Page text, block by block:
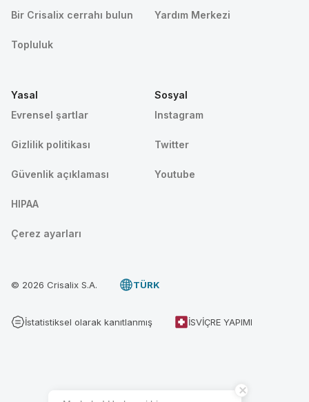
Bir Crisalix cerrahı bulun
Topluluk
Yardım Merkezi
Yasal
Evrensel şartlar
Gizlilik politikası
Güvenlik açıklaması
HIPAA
Çerez ayarları
Sosyal
Instagram
Twitter
Youtube
© 2026 Crisalix S.A. TÜRK
İstatistiksel olarak kanıtlanmış İSVIÇRE YAPIMI